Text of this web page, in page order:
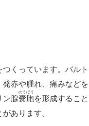
くっています。バルト
発赤や腫れ、痛みなどを
ン腺嚢胞
のうほう
を形成すること
あります。